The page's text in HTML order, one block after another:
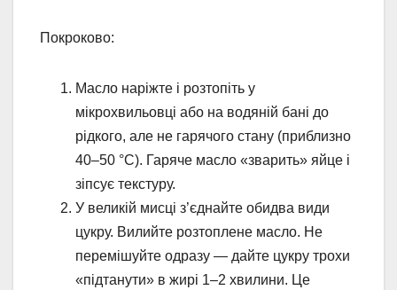
Покроково:
Масло наріжте і розтопіть у
мікрохвильовці або на водяній бані до
рідкого, але не гарячого стану (приблизно
40–50 °C). Гаряче масло «зварить» яйце і
зіпсує текстуру.
У великій мисці з’єднайте обидва види
цукру. Вилийте розтоплене масло. Не
перемішуйте одразу — дайте цукру трохи
«підтанути» в жирі 1–2 хвилини. Це